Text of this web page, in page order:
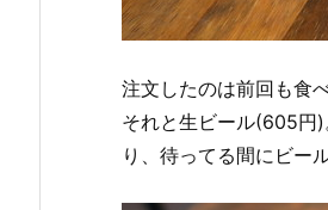
注文したのは前回も食
それと生ビール(605円
り、待ってる間にビー